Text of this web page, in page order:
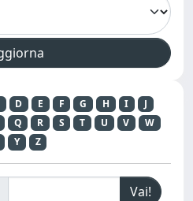
D E F G H I
J
Q R S T U V
W
Y Z